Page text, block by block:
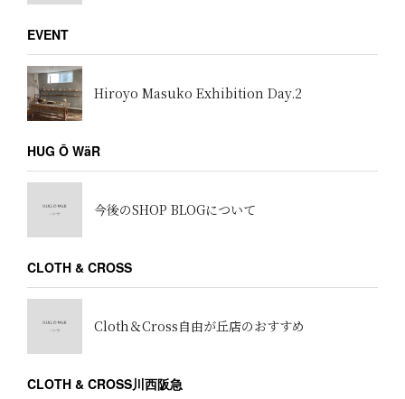
EVENT
Hiroyo Masuko Exhibition Day.2
HUG Ō WäR
今後のSHOP BLOGについて
CLOTH & CROSS
Cloth＆Cross自由が丘店のおすすめ
CLOTH & CROSS川西阪急